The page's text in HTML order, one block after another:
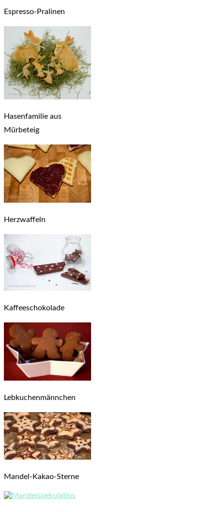
Espresso-Pralinen
Hasenfamilie aus
Mürbeteig
Herzwaffeln
Kaffeeschokolade
Lebkuchenmännchen
Mandel-Kakao-Sterne